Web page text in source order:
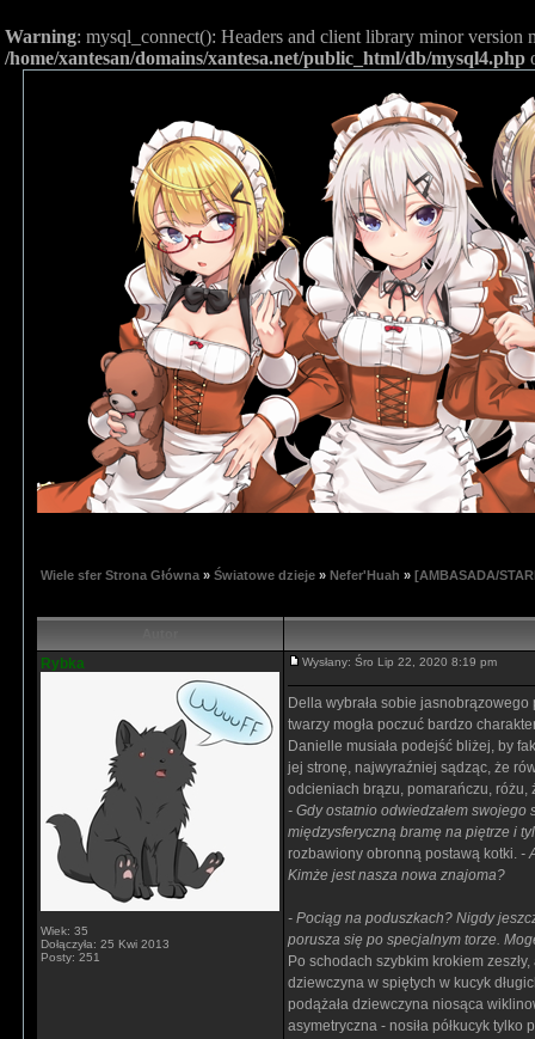
Warning: mysql_connect(): Headers and client library minor
/home/xantesan/domains/xantesa.net/public_html/db/mysql4.php
Wiele sfer Strona Główna » Światowe dzieje » Nefer'Huah » [AMBASADA/
Rybka
Wiek: 35
Dołączyła: 25 Kwi 2013
Posty: 251
Wysłany: Śro Lip 22, 2020 8:19 pm
Della wybrała sobie
twarzy mogła poczuć bardzo
Danielle musiała podejść bliżej, by
jej stronę, najwyraźniej sądząc, że
odcieniach brązu, pomarańczu, różu,
- Gdy ostatnio odwiedzałem swojego
międzysferyczną bramę na piętrze i
rozbawiony obronną postawą kotki. -
Kimże jest nasza nowa znajoma?
- Pociąg na poduszkach? Nigdy
porusza się po specjalnym torze.
Po schodach szybkim krokiem
dziewczyna w spiętych w kucyk
podążała dziewczyna niosąca
asymetryczna - nosiła półkucyk tylko